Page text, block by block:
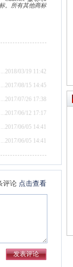
。 所有其他商标
...2018/03/19 11:42
...2017/08/15 14:45
...2017/07/26 17:38
...2017/06/12 17:17
...2017/06/05 14:41
...2017/06/05 14:41
评论 点击查看